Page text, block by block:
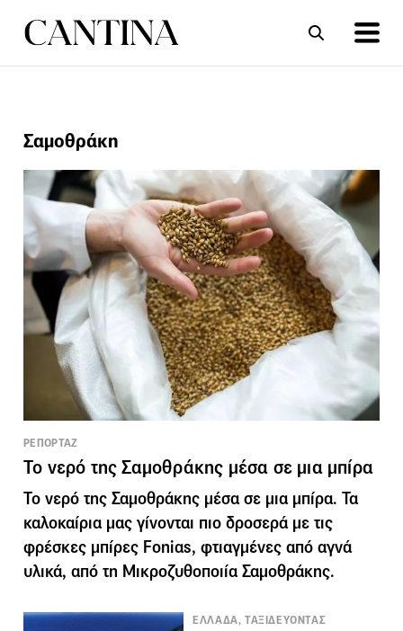
ΣΥΝΤΑΓΕΣ
Σαμοθράκη
ΡΕΠΟΡΤΑΖ
Το νερό της Σαμοθράκης μέσα σε μια μπίρα
Το νερό της Σαμοθράκης μέσα σε μια μπίρα. Τα
καλοκαίρια μας γίνονται πιο δροσερά με τις
φρέσκες μπίρες Foniαs, φτιαγμένες από αγνά
υλικά, από τη Μικροζυθοποιία Σαμοθράκης.
ΕΛΛΑΔΑ, ΤΑΞΙΔΕΥΟΝΤΑΣ